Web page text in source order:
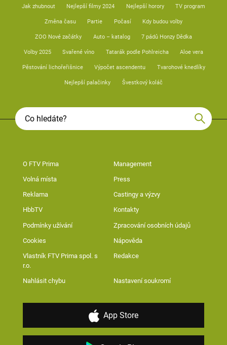
Jak zhubnout Nejlepší filmy 2024 Nejlepší horory TV program
Změna času Partie Počasí Kdy budou volby
ZOO Nové začátky Auto – katalog 7 pádů Honzy Dědka
Volby 2025 Svařené víno Tatarák podle Pohlreicha Aloe vera
Pěstování lichořeřišnice Výpočet ascendentu Tvarohové knedlíky
Nejlepší palačinky Švestkový koláč
O FTV Prima Management
Volná místa Press
Reklama Castingy a výzvy
HbbTV Kontakty
Podmínky užívání Zpracování osobních údajů
Cookies Nápověda
Vlastník FTV Prima spol. s
r.o.
Redakce
Nahlásit chybu Nastavení soukromí
App Store